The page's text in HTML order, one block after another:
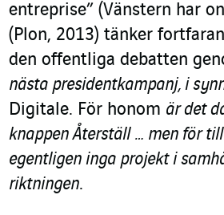
entreprise” (Vänstern har
(Plon, 2013) tänker
den offentliga debatten
nästa presidentkampanj, i
Digitale. För honom är det
knappen Återställ … men för
egentligen inga projekt i
riktningen.